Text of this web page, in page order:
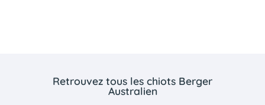
Retrouvez tous les chiots Berger
Australien